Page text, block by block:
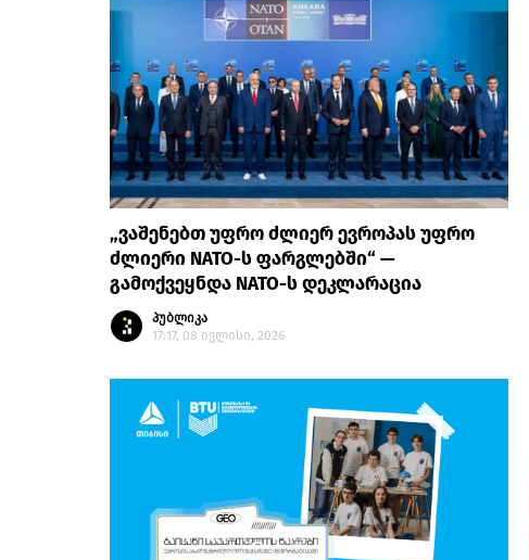
„ვაშენებთ უფრო ძლიერ ევროპას უფრო
ძლიერი NATO-ს ფარგლებში“ —
გამოქვეყნდა NATO-ს დეკლარაცია
პუბლიკა
17:17, 08 ივლისი, 2026